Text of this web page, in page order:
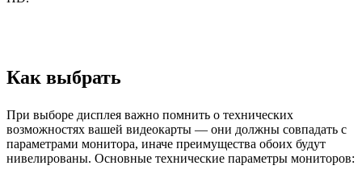
Как выбрать
При выборе дисплея важно помнить о технических
возможностях вашей видеокарты — они должны совпадать с
параметрами монитора, иначе преимущества обоих будут
нивелированы. Основные технические параметры мониторов: